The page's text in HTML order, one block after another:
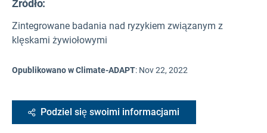
Źródło:
Zintegrowane badania nad ryzykiem związanym z
klęskami żywiołowymi
Opublikowano w Climate-ADAPT: Nov 22, 2022
Podziel się swoimi informacjami